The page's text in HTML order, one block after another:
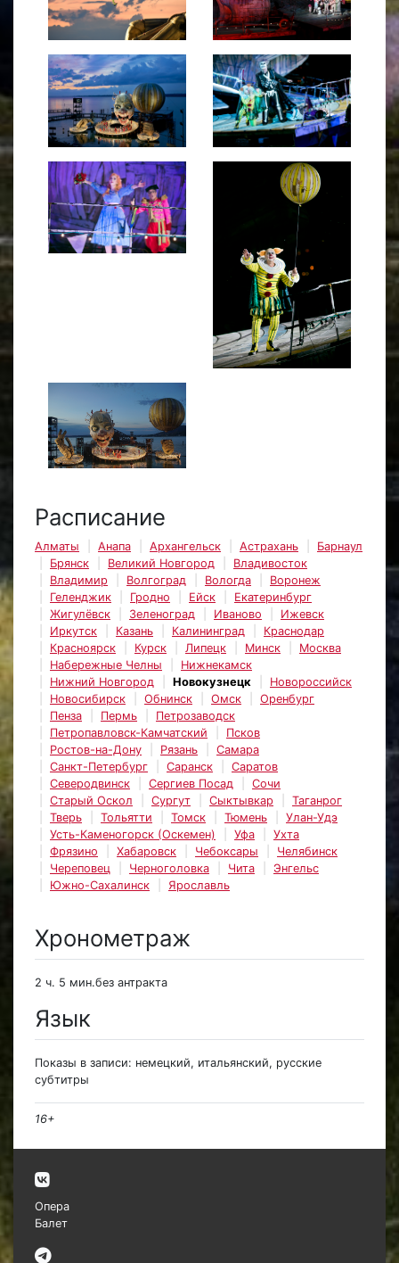
Расписание
Алматы Анапа Архангельск Астрахань
Барнаул
Брянск
Великий Новгород
Владивосток
Владимир
Волгоград Вологда
Воронеж
Геленджик
Гродно Ейск
Екатеринбург
Жигулёвск
Зеленоград Иваново
Ижевск
Иркутск
Казань Калининград
Краснодар
Красноярск
Курск Липецк Минск
Москва
Набережные Челны
Нижнекамск
Нижний Новгород
Новокузнецк
Новороссийск
Новосибирск
Обнинск Омск
Оренбург
Пенза
Пермь
Петрозаводск
Петропавловск-Камчатский
Псков
Ростов-на-Дону
Рязань
Самара
Санкт-Петербург
Саранск
Саратов
Северодвинск
Сергиев Посад
Сочи
Старый Оскол
Сургут Сыктывкар
Таганрог
Тверь
Тольятти Томск Тюмень
Улан-Удэ
Усть-Каменогорск (Оскемен)
Уфа
Ухта
Фрязино
Хабаровск Чебоксары
Челябинск
Череповец
Черноголовка Чита
Энгельс
Южно-Сахалинск
Ярославль
Хронометраж
2 ч. 5 мин.без антракта
Язык
Показы в записи: немецкий, итальянский, русские
субтитры
16+
Опера
Балет